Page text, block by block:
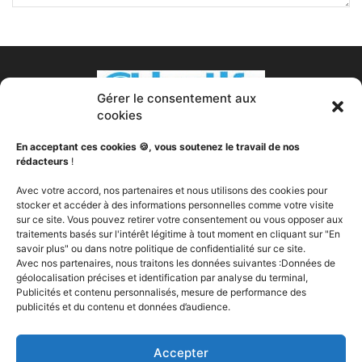
À PROPOS DE NOUS
Votre transformation est notre passion. Nous sommes
votre partenaire fitness, votre nutritionniste, votre coach
sportif, votre expert en compléments alimentaires, votre
soutien. Objectifs Fitness a pour vocation de vous aider à
changer, peut importe votre ou vos objectifs, vous fournir
les la technologie, les outils et les produits dont vous avez
devenir la meilleure version de vous même, Your best self.
Gérer le consentement aux
cookies
En acceptant ces cookies 🍪, vous soutenez le travail de nos
rédacteurs !
Avec votre accord, nos partenaires et nous utilisons des cookies pour
stocker et accéder à des informations personnelles comme votre visite
sur ce site. Vous pouvez retirer votre consentement ou vous opposer aux
traitements basés sur l'intérêt légitime à tout moment en cliquant sur "En
savoir plus" ou dans notre politique de confidentialité sur ce site.
Avec nos partenaires, nous traitons les données suivantes :Données de
géolocalisation précises et identification par analyse du terminal,
Publicités et contenu personnalisés, mesure de performance des
publicités et du contenu et données d’audience.
Accepter